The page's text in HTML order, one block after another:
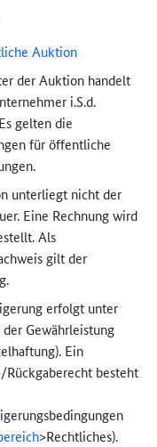
Auktion
der Auktion handelt
i.S.d.
gelten die
für öffentliche
unterliegt nicht der
Eine Rechnung wird
Als
gilt der
erfolgt unter
der Gewährleistung
Ein
/Rückgaberecht besteht
>Rechtliches).